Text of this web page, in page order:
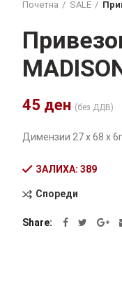
Почетна SALE
45 ден (без ДДВ)
Димензии 27 x 68 x
ЗАЛИХА: 389
Alternative:
Спореди
Share